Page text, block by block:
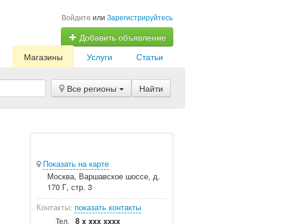
Войдите или Зарегистрируйтесь
Добавить объявление
Статьи
Услуги
Магазины
Все регионы Найти
Показать на карте
Москва, Варшавское шоссе, д.
170 Г, стр. 3
Контакты: показать контакты
Тел.
8 x xxx xxxx